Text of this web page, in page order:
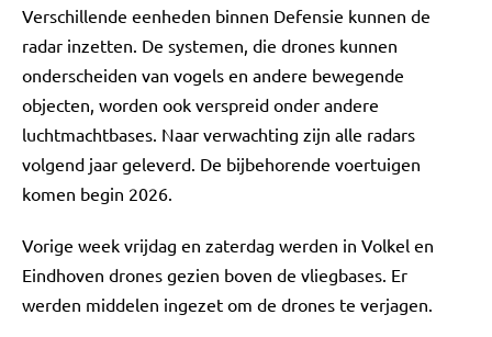
Verschillende eenheden binnen Defensie kunnen de
radar inzetten. De systemen, die drones kunnen
onderscheiden van vogels en andere bewegende
objecten, worden ook verspreid onder andere
luchtmachtbases. Naar verwachting zijn alle radars
volgend jaar geleverd. De bijbehorende voertuigen
komen begin 2026.
Vorige week vrijdag en zaterdag werden in Volkel en
Eindhoven drones gezien boven de vliegbases. Er
werden middelen ingezet om de drones te verjagen.